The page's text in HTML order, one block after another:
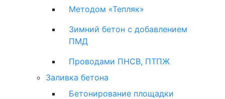
Методом «Тепляк»
Зимний бетон с добавлением
ПМД
Проводами ПНСВ, ПТПЖ
Заливка бетона
Бетонирование площадки